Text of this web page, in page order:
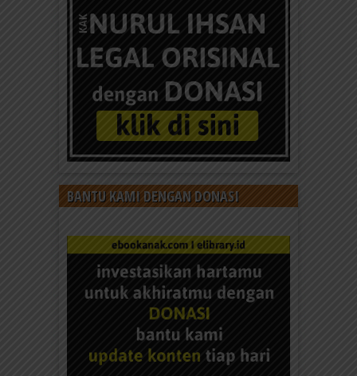
BANTU KAMI DENGAN DONASI